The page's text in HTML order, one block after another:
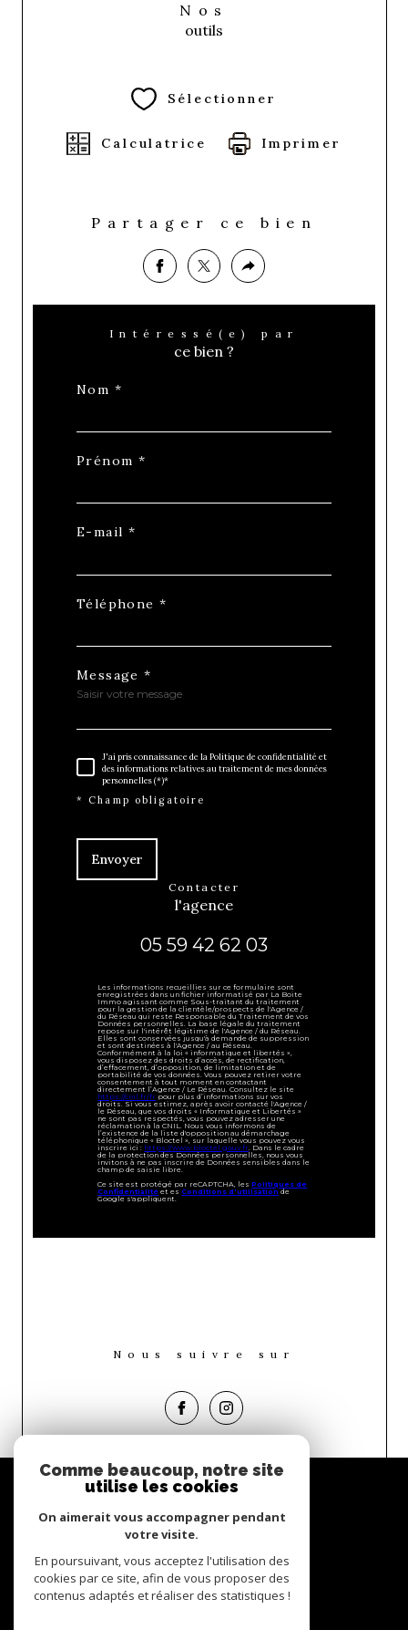
Nos
outils
Sélectionner
Calculatrice Imprimer
Partager ce bien
Intéressé(e) par
ce bien ?
Nom *
Prénom *
E-mail *
Téléphone *
Message *
J'ai pris connaissance de la Politique de confidentialité et
des informations relatives au traitement de mes données
personnelles (*)*
* Champ obligatoire
Envoyer
contacter
l'agence
05 59 42 62 03
Les informations recueillies sur ce formulaire sont
enregistrées dans un fichier informatisé par La Boite
Immo agissant comme Sous-traitant du traitement
pour la gestion de la clientèle/prospects de l'Agence /
du Réseau qui reste Responsable du Traitement de vos
Données personnelles. La base légale du traitement
repose sur l'intérêt légitime de l'Agence / du Réseau.
Elles sont conservées jusqu'à demande de suppression
et sont destinées à l'Agence / au Réseau.
Conformément à la loi « informatique et libertés »,
vous disposez des droits d’accès, de rectification,
d’effacement, d’opposition, de limitation et de
portabilité de vos données. Vous pouvez retirer votre
consentement à tout moment en contactant
directement l’Agence / Le Réseau. Consultez le site
https://cnil.fr/fr pour plus d’informations sur vos
droits. Si vous estimez, après avoir contacté l'Agence /
le Réseau, que vos droits « Informatique et Libertés »
ne sont pas respectés, vous pouvez adresser une
réclamation à la CNIL. Nous vous informons de
l’existence de la liste d'opposition au démarchage
téléphonique « Bloctel », sur laquelle vous pouvez vous
inscrire ici : https://www.bloctel.gouv.fr . Dans le cadre
de la protection des Données personnelles, nous vous
invitons à ne pas inscrire de Données sensibles dans le
champ de saisie libre.
Ce site est protégé par reCAPTCHA, lesPolitiques de
Confidentialité et esConditions d'utilisationde
Google s'appliquent.
Nous suivre sur
Espace
propriétaire
Se connecter
adhérons
Comme beaucoup, notre site
utilise les cookies
On aimerait vous accompagner pendant
votre visite.
En poursuivant, vous acceptez l'utilisation des
cookies par ce site, afin de vous proposer des
contenus adaptés et réaliser des statistiques !